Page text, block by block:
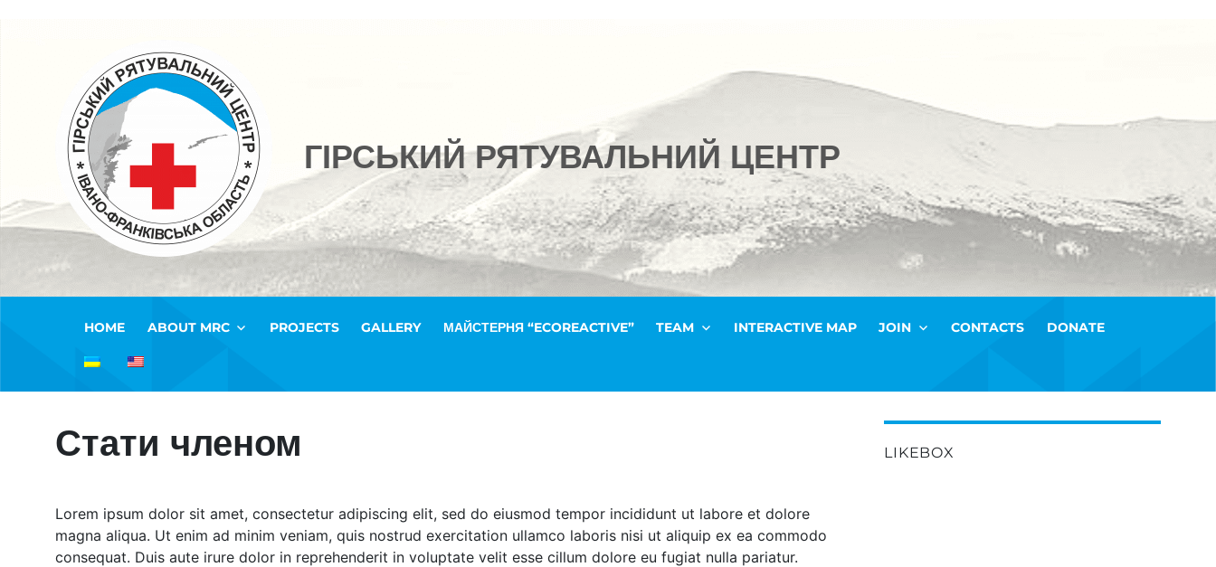
ГІРСЬКИЙ РЯТУВАЛЬНИЙ ЦЕНТР
HOME ABOUT MRC PROJECTS GALLERY МАЙСТЕРНЯ “ECOREACTIVE” TEAM INTERACTIVE MAP JOIN CONTACTS DONATE
Стати членом
Lorem ipsum dolor sit amet, consectetur adipiscing elit, sed do eiusmod tempor incididunt ut labore et dolore
magna aliqua. Ut enim ad minim veniam, quis nostrud exercitation ullamco laboris nisi ut aliquip ex ea commodo
consequat. Duis aute irure dolor in reprehenderit in voluptate velit esse cillum dolore eu fugiat nulla pariatur.
LIKEBOX